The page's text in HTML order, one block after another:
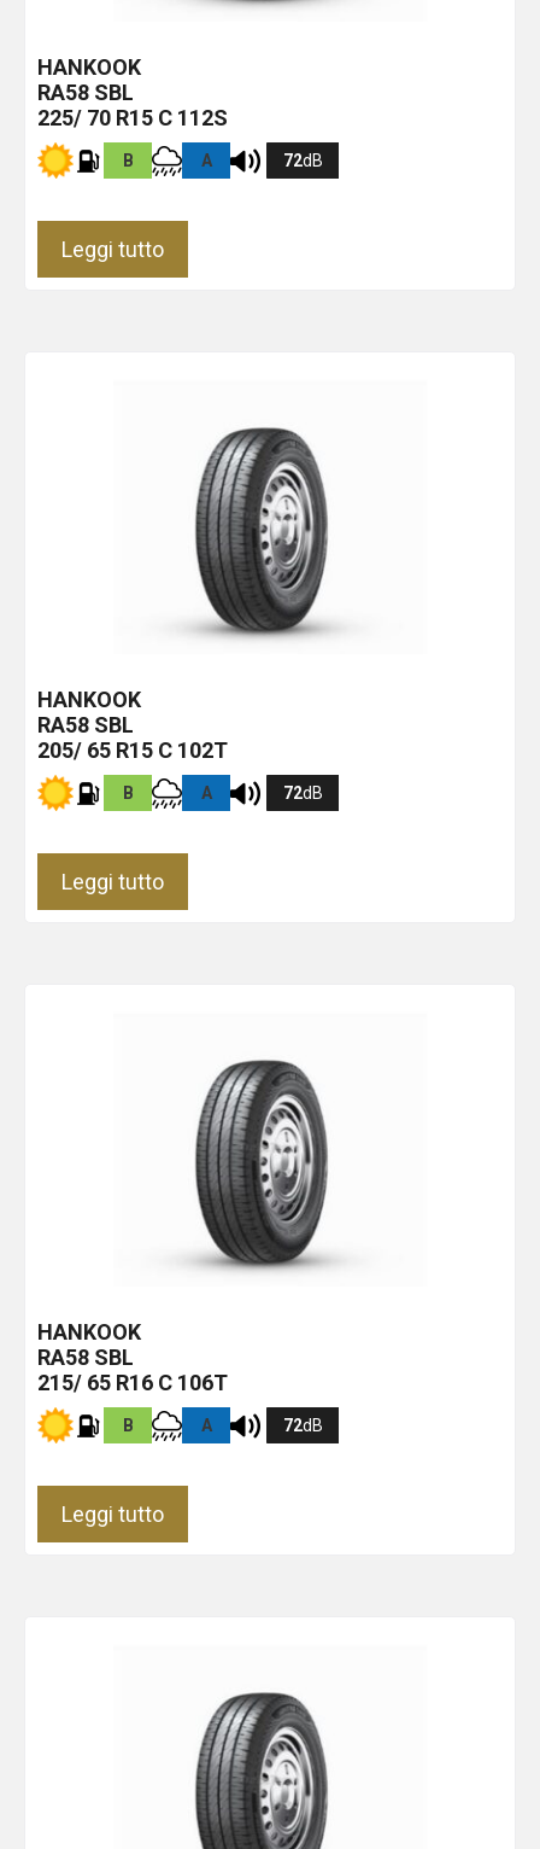
HANKOOK
RA58 SBL
225/ 70 R15 C 112S
B A 72dB
Leggi tutto
HANKOOK
RA58 SBL
205/ 65 R15 C 102T
B A 72dB
Leggi tutto
HANKOOK
RA58 SBL
215/ 65 R16 C 106T
B A 72dB
Leggi tutto